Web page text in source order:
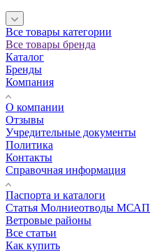
Все товары категории
Все товары бренда
Каталог
Бренды
Компания
О компании
Отзывы
Учредительные документы
Политика
Контакты
Справочная информация
Паспорта и каталоги
Статья Молниеотводы МСАП
Ветровые районы
Все статьи
Как купить